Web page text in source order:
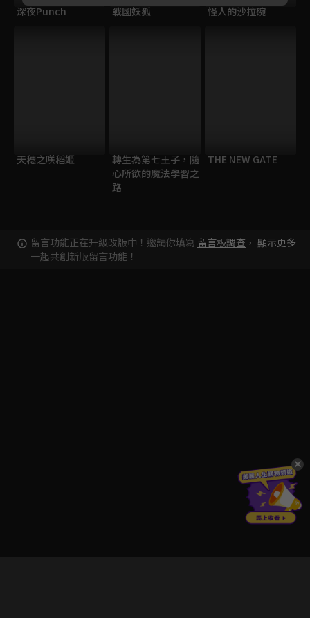
深夜Punch 戰國妖狐 怪人的沙拉碗
天穗之咲稻姬
轉生為第七王子，隨
心所欲的魔法學習之
路
THE NEW GATE
留言功能正在升級改版中！邀請你填寫 留言板調查 ，
一起共創新版留言功能！
顯示更多